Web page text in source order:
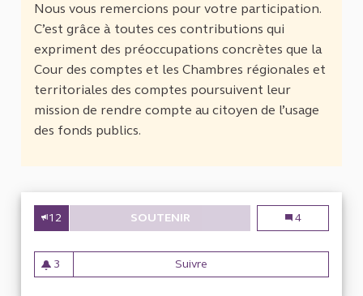
Nous vous remercions pour votre participation.
C’est grâce à toutes ces contributions qui
expriment des préoccupations concrètes que la
Cour des comptes et les Chambres régionales et
territoriales des comptes poursuivent leur
mission de rendre compte au citoyen de l’usage
des fonds publics.
12 SOUTENIR AGENCE POSTALEAgence
4
3
3 abonnés
Suivre